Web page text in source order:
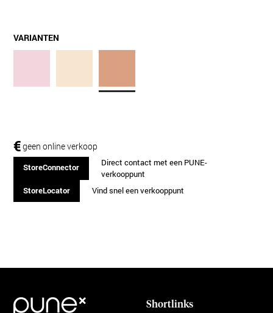
VARIANTEN
€geen online verkoop
StoreConnector
Direct contact met een PUNE-
verkooppunt
StoreLocator
Vind snel een verkooppunt
Shortlinks